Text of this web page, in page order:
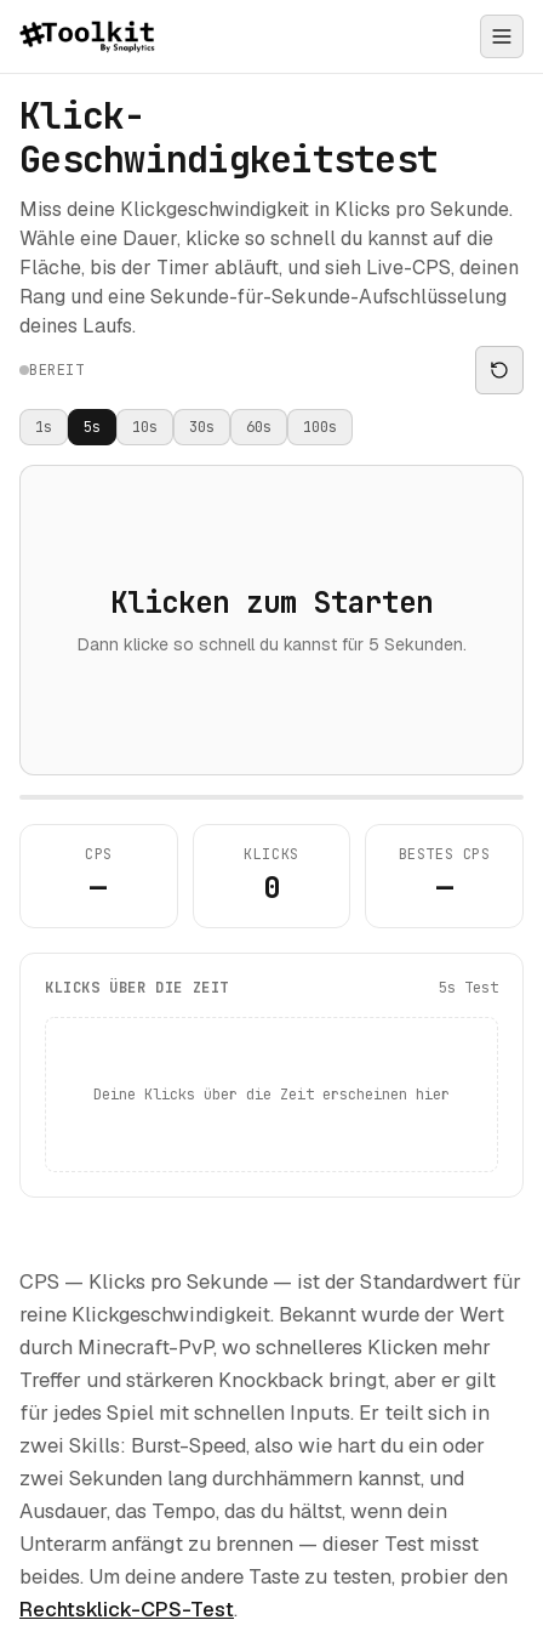
Klick-
Geschwindigkeitstest
Miss deine Klickgeschwindigkeit in Klicks pro Sekunde.
Wähle eine Dauer, klicke so schnell du kannst auf die
Fläche, bis der Timer abläuft, und sieh Live-CPS, deinen
Rang und eine Sekunde-für-Sekunde-Aufschlüsselung
deines Laufs.
BEREIT
1s 5s 10s 30s 60s 100s
Klicken zum Starten
Dann klicke so schnell du kannst für 5 Sekunden.
CPS
—
KLICKS
0
BESTES CPS
—
KLICKS ÜBER DIE ZEIT 5s Test
Deine Klicks über die Zeit erscheinen hier
CPS — Klicks pro Sekunde — ist der Standardwert für
reine Klickgeschwindigkeit. Bekannt wurde der Wert
durch Minecraft-PvP, wo schnelleres Klicken mehr
Treffer und stärkeren Knockback bringt, aber er gilt
für jedes Spiel mit schnellen Inputs. Er teilt sich in
zwei Skills: Burst-Speed, also wie hart du ein oder
zwei Sekunden lang durchhämmern kannst, und
Ausdauer, das Tempo, das du hältst, wenn dein
Unterarm anfängt zu brennen — dieser Test misst
beides. Um deine andere Taste zu testen, probier den
Rechtsklick-CPS-Test.